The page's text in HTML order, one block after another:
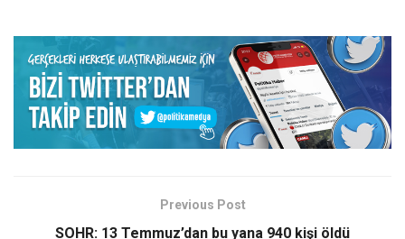
Previous Post
SOHR: 13 Temmuz’dan bu yana 940 kişi öldü